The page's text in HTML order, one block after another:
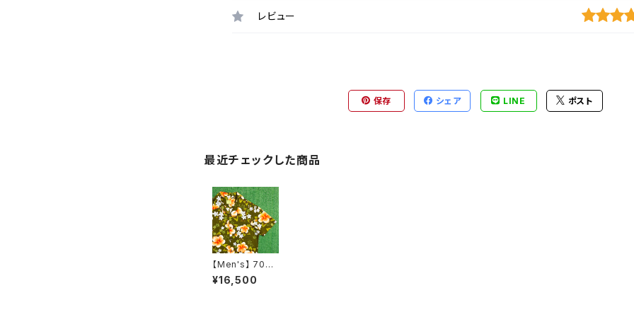
レビュー
保存 シェア LINE ポスト
最近チェックした商品
【Men's】 70s
縮緬素材 アロハ
シャツ / ハワイ
¥16,500